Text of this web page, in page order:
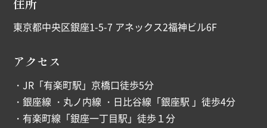
東京都中央区銀座1-5-7 アネックス2福神ビル6F
アクセス
・JR「有楽町駅」京橋口徒歩5分
・銀座線 ・丸ノ内線 ・日比谷線「銀座駅 」徒歩4分
・有楽町線「銀座一丁目駅」徒歩１分